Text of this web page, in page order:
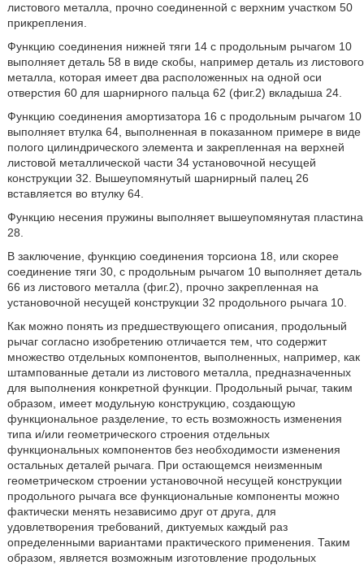
листового металла, прочно соединенной с верхним участком 50
прикрепления.
Функцию соединения нижней тяги 14 с продольным рычагом 10
выполняет деталь 58 в виде скобы, например деталь из листового
металла, которая имеет два расположенных на одной оси
отверстия 60 для шарнирного пальца 62 (фиг.2) вкладыша 24.
Функцию соединения амортизатора 16 с продольным рычагом 10
выполняет втулка 64, выполненная в показанном примере в виде
полого цилиндрического элемента и закрепленная на верхней
листовой металлической части 34 установочной несущей
конструкции 32. Вышеупомянутый шарнирный палец 26
вставляется во втулку 64.
Функцию несения пружины выполняет вышеупомянутая пластина
28.
В заключение, функцию соединения торсиона 18, или скорее
соединение тяги 30, с продольным рычагом 10 выполняет деталь
66 из листового металла (фиг.2), прочно закрепленная на
установочной несущей конструкции 32 продольного рычага 10.
Как можно понять из предшествующего описания, продольный
рычаг согласно изобретению отличается тем, что содержит
множество отдельных компонентов, выполненных, например, как
штампованные детали из листового металла, предназначенных
для выполнения конкретной функции. Продольный рычаг, таким
образом, имеет модульную конструкцию, создающую
функциональное разделение, то есть возможность изменения
типа и/или геометрического строения отдельных
функциональных компонентов без необходимости изменения
остальных деталей рычага. При остающемся неизменным
геометрическом строении установочной несущей конструкции
продольного рычага все функциональные компоненты можно
фактически менять независимо друг от друга, для
удовлетворения требований, диктуемых каждый раз
определенными вариантами практического применения. Таким
образом, является возможным изготовление продольных